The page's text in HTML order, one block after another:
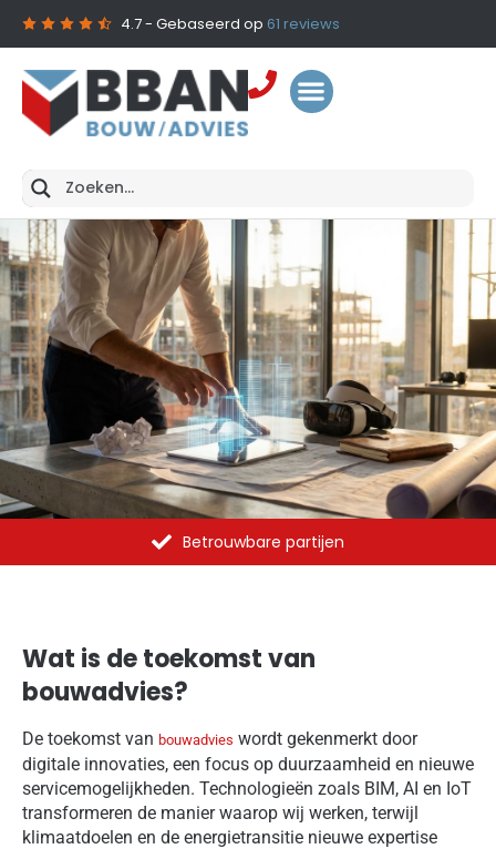
4.7- Gebaseerd op 61 reviews
Al meer dan 1375 opdrachten uitgevoerd
Wat is de toekomst van
bouwadvies?
De toekomst van bouwadvies wordt gekenmerkt door
digitale innovaties, een focus op duurzaamheid en nieuwe
servicemogelijkheden. Technologieën zoals BIM, AI en IoT
transformeren de manier waarop wij werken, terwijl
klimaatdoelen en de energietransitie nieuwe expertise